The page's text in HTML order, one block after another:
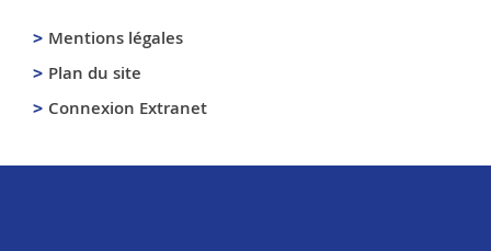
Mentions légales
Plan du site
Connexion Extranet